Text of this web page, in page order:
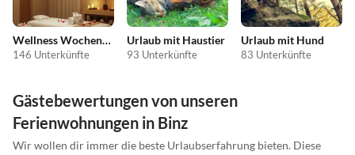
Wellness Wochenende
146 Unterkünfte
Urlaub mit Haustier
93 Unterkünfte
Urlaub mit Hund
83 Unterkünfte
Gästebewertungen von unseren
Ferienwohnungen in Binz
Wir wollen dir immer die beste Urlaubserfahrung bieten. Diese